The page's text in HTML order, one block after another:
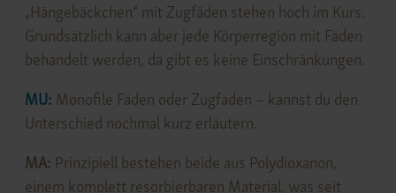
„Hängebäckchen“ mit Zugfäden stehen hoch im Kurs.
Grundsätzlich kann aber jede Körperregion mit Fäden
behandelt werden, da gibt es keine Einschränkungen.
MU: Monofile Fäden oder Zugfaden – kannst du den
Unterschied nochmal kurz erläutern.
MA: Prinzipiell bestehen beide aus Polydioxanon,
einem komplett resorbierbaren Material, was seit